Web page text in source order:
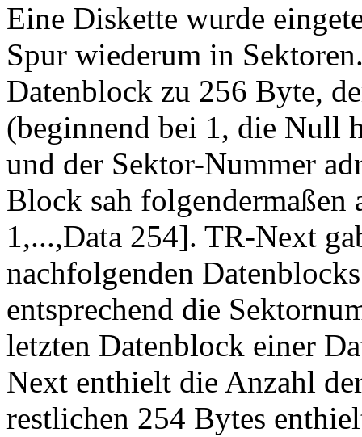
Eine Diskette wurde
Spur wiederum in
Datenblock zu 256 Byte,
(beginnend bei 1, die Null
und der Sektor-Nummer
Block sah
1,...,Data 254]. TR-Next
nachfolgenden
entsprechend die
letzten Datenblock einer
Next enthielt die Anzahl
restlichen 254 Bytes